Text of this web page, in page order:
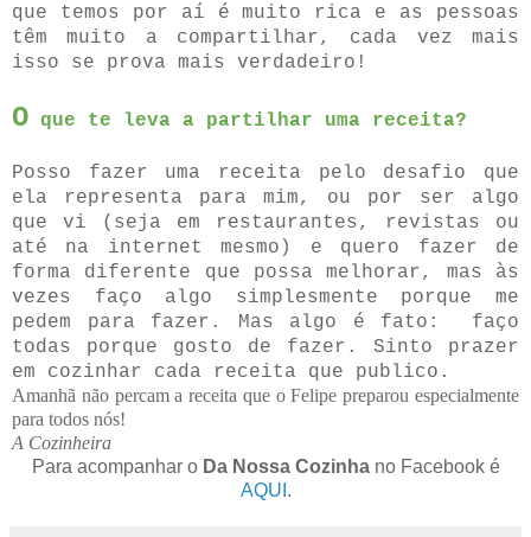
que temos por aí é muito rica e as pessoas
têm muito a compartilhar, cada vez mais
isso se prova mais verdadeiro!
O que te leva a partilhar uma receita?
Posso fazer uma receita pelo desafio que
ela representa para mim, ou por ser algo
que vi (seja em restaurantes, revistas ou
até na internet mesmo) e quero fazer de
forma diferente que possa melhorar, mas às
vezes faço algo simplesmente porque me
pedem para fazer. Mas algo é fato: faço
todas porque gosto de fazer. Sinto prazer
em cozinhar cada receita que publico.
Amanhã não percam a receita que o Felipe preparou especialmente
para todos nós!
A Cozinheira
Para acompanhar o Da Nossa Cozinhano Facebook é
AQUI .